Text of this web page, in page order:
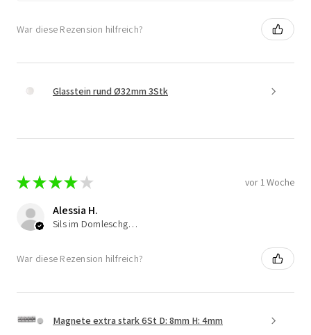
War diese Rezension hilfreich?
Glasstein rund Ø32mm 3Stk
★★ ★★ ★ vor 1 Woche
Alessia H.
Sils im Domleschg, Switzerland
War diese Rezension hilfreich?
Magnete extra stark 6St D: 8mm H: 4mm